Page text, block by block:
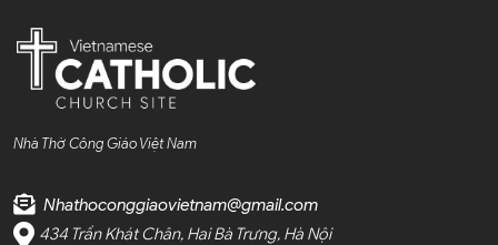
Bắc Ninh (4)
Bến Tre (4)
Cần Thơ (2)
Nhà Thờ Công Giáo Việt Nam
Nhathoconggiaovietnam@gmail.com
434 Trần Khát Chân, Hai Bà Trưng, Hà Nội